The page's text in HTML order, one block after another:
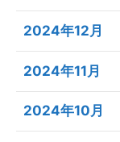
2024年12月
2024年11月
2024年10月